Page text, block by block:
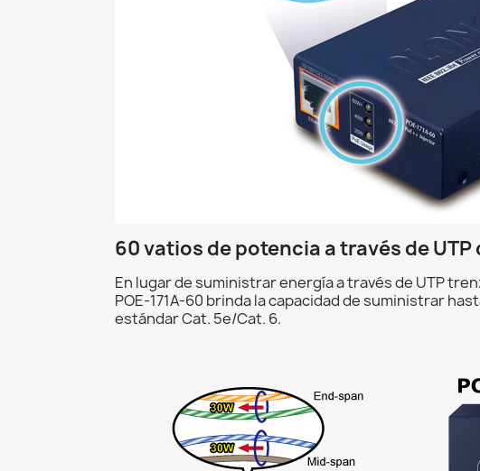
60 vatios de potencia a través de UTP
En lugar de suministrar energía a través de UTP
POE-171A-60 brinda la capacidad de suministrar
estándar Cat. 5e/Cat. 6.